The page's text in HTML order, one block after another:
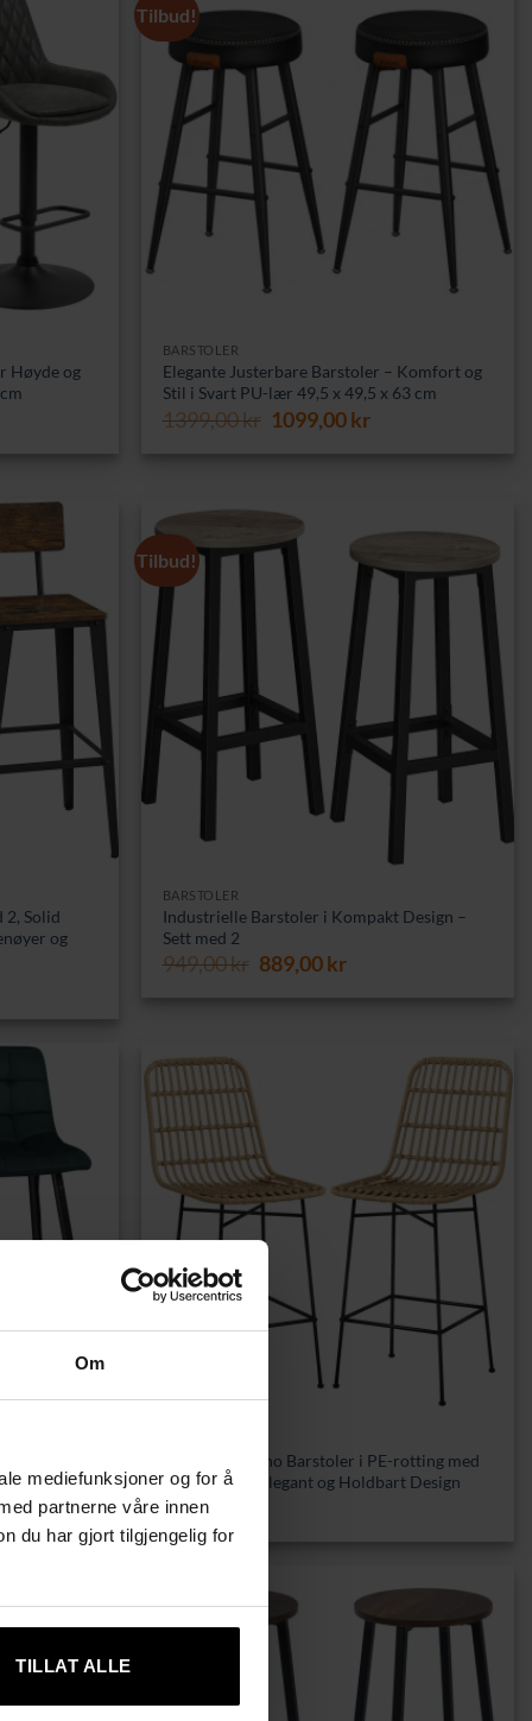
Om
mediefunksjoner og for å
partnerne våre innen
du har gjort tilgjengelig for
TILLAT ALLE
Høyde og
Tilbud!
BARSTOLER
Elegante Justerbare Barstoler – Komfort og
Stil i Svart PU-lær 49,5 x 49,5 x 63 cm
1399,00kr Opprinnelig
1099,00krNåværende
2, Solid
og
kr.
Tilbud!
BARSTOLER
Industrielle Barstoler i Kompakt Design –
Sett med 2
949,00kr Opprinnelig
889,00krNåværende
Sett med 2 Boho Barstoler i PE-rotting med
Stålramme – Elegant og Holdbart Design
2299,00
Tilbud!